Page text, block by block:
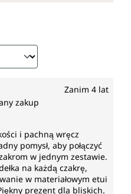
Zanim 4 lat
zakup
i pachną wręcz
pomysł, aby połączyć
w jednym zestawie.
na każdą czakrę,
w materiałowym etui
prezent dla bliskich.